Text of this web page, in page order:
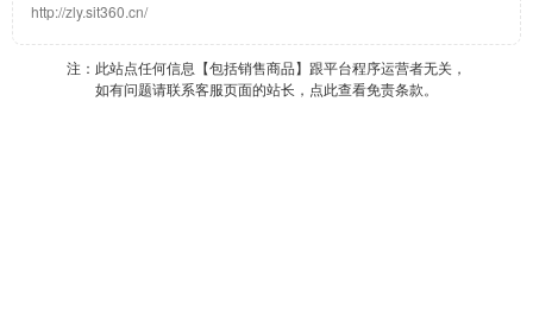
http://zly.sit360.cn/
注：此站点任何信息【包括销售商品】跟平台程序运营者无关，
如有问题请联系客服页面的站长，点此查看免责条款。